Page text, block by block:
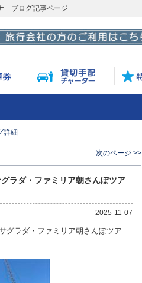
ブログ記事ページ
詳細
次のページ >>
ラダ・ファミリア朝さんぽツア
2025-11-07
グラダ・ファミリア朝さんぽツア